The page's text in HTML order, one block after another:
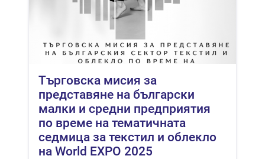
Търговска мисия за
представяне на български
малки и средни предприятия
по време на тематичната
седмица за текстил и облекло
на World EXPO 2025